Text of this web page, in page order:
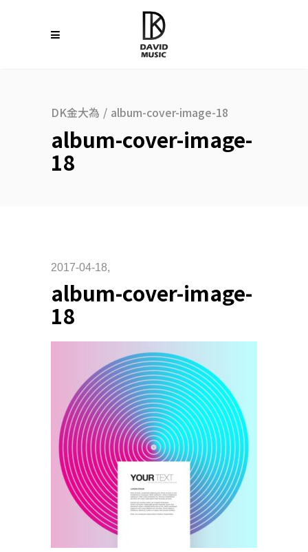
DK金大為 / album-cover-image-18
album-cover-image-
18
2017-04-18
album-cover-image-
18